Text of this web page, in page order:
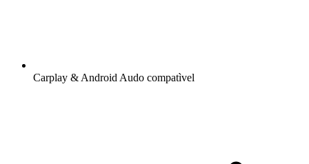
Carplay & Android Audo compatìvel